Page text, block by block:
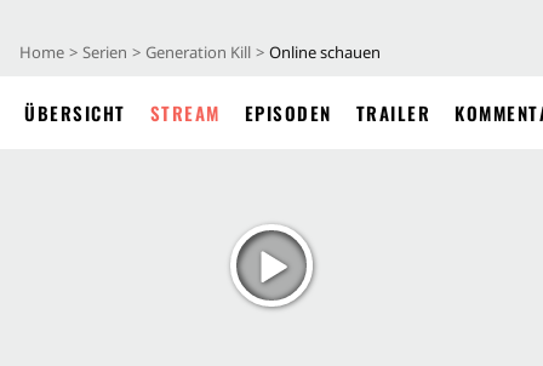
Home Serien Generation Kill Online schauen
ÜBERSICHT STREAM EPISODEN TRAILER